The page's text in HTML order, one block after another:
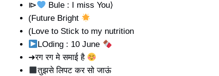
⧐
Bule : I miss You⟩
(Future Bright
(Love to Stick to my nutrition
LOding : 10 June
➜रग रग मे समाई है
तुझसे लिपट कर सो जाऊं